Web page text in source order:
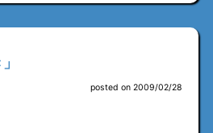
posted on 2009/02/28